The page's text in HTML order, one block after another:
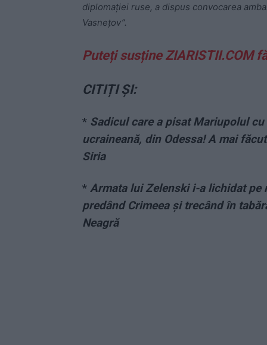
diplomației ruse, a dispus convocarea
Vasnețov”.
Puteți susține ZIARISTII.COM
CITIȚI ȘI:
* Sadicul care a pisat Mariupolul
ucraineană, din Odessa! A mai
Siria
* Armata lui Zelenski i-a lichidat
predând Crimeea și trecând în
Neagră